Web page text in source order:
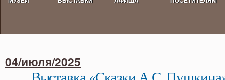
Activities calendar
04/июля/2025